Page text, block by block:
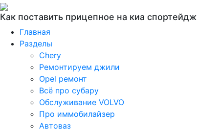
Как поставить прицепное на киа спортейдж
Главная
Разделы
Chery
Ремонтируем джили
Opel ремонт
Всё про субару
Обслуживание VOLVO
Про иммобилайзер
Автоваз